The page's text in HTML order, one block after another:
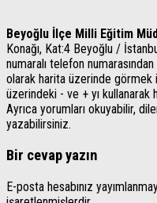
Beyoğlu İlçe Milli Eğitim
Konağı, Kat:4 Beyoğlu /
numaralı telefon
olarak harita üzerinde görmek
üzerindeki - ve + yı kullanarak
Ayrıca yorumları okuyabilir,
yazabilirsiniz.
Bir cevap yazın
E-posta hesabınız